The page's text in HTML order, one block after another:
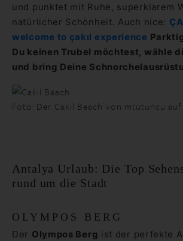
und punktet mit Ruhe, superklarem
natürlicher Schönheit. Auch nice:
welcome to çakıl experience
Du keinen Trubel möchtest, wähle
und bring Deine
Foto: Der Cakil Beach von mtutuncu auf
Antalya Urlaub: Die Top
rund um die Stadt
OLYMPOS BERG
Der Olympos Berg ist der perfekte